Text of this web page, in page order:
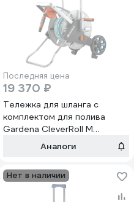
Последняя цена
19 370 ₽
Тележка для шланга с
комплектом для полива
Gardena CleverRoll M
металлическая 18547-
Аналоги
Нет в наличии